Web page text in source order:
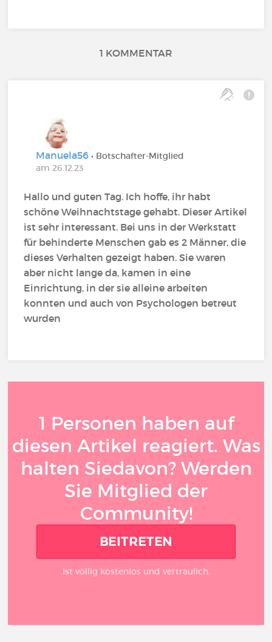
1 KOMMENTAR
Manuela56• Botschafter-Mitglied
am 26.12.23
Hallo und guten Tag. Ich hoffe, ihr habt
schöne Weihnachtstage gehabt. Dieser Artikel
ist sehr interessant. Bei uns in der Werkstatt
für behinderte Menschen gab es 2 Männer, die
dieses Verhalten gezeigt haben. Sie waren
aber nicht lange da, kamen in eine
Einrichtung, in der sie alleine arbeiten
konnten und auch von Psychologen betreut
wurden
1 Personen haben auf
diesen Artikel reagiert. Was
halten Siedavon? Werden
Sie Mitglied der
Community!
BEITRETEN
Ist völlig kostenlos und vertraulich.